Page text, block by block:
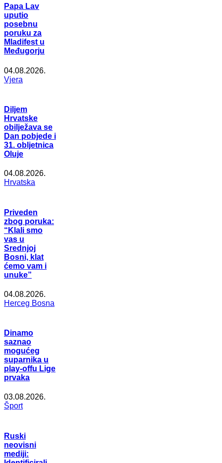
Papa Lav
uputio
posebnu
poruku za
Mladifest u
Međugorju
04.08.2026.
Vjera
Diljem
Hrvatske
obilježava se
Dan pobjede i
31. obljetnica
Oluje
04.08.2026.
Hrvatska
Priveden
zbog poruka:
“Klali smo
vas u
Srednjoj
Bosni, klat
ćemo vam i
unuke”
04.08.2026.
Herceg Bosna
Dinamo
saznao
mogućeg
suparnika u
play-offu Lige
prvaka
03.08.2026.
Šport
Ruski
neovisni
mediji: